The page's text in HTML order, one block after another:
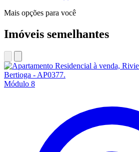
Mais opções para você
Imóveis semelhantes
Módulo 8